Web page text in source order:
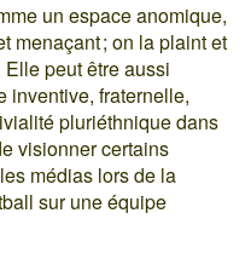
un espace anomique,
menaçant ; on la plaint et
peut être aussi
inventive, fraternelle,
pluriéthnique dans
visionner certains
médias lors de la
sur une équipe